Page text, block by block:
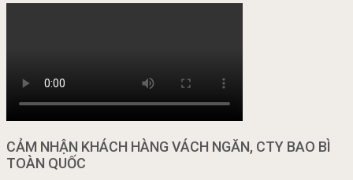
CẢM NHẬN KHÁCH HÀNG VÁCH NGĂN, CTY BAO BÌ
TOÀN QUỐC